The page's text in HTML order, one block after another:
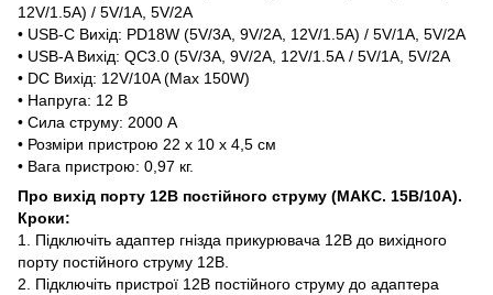
12V/1.5А) / 5V/1A, 5V/2A
• USB-C Вихід: PD18W (5V/3А, 9V/2А, 12V/1.5А) / 5V/1A, 5V/2A
• USB-A Вихід: QC3.0 (5V/3А, 9V/2А, 12V/1.5А / 5V/1A, 5V/2A
• DC Вихід: 12V/10A (Max 150W)
• Напруга: ‎12 В
• Сила струму: ‎2000 А
• Розміри пристрою ‎22 х 10 х 4,5 см
• Вага пристрою: 0,97 кг.
Про вихід порту 12В постійного струму (МАКС. 15В/10А).
Кроки:
1. Підключіть адаптер гнізда прикурювача 12В до вихідного
порту постійного струму 12В.
2. Підключіть пристрої 12В постійного струму до адаптера